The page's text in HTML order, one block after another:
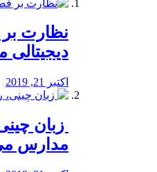
نظارت
اکتبر 21, 2019
زبان
مدارس